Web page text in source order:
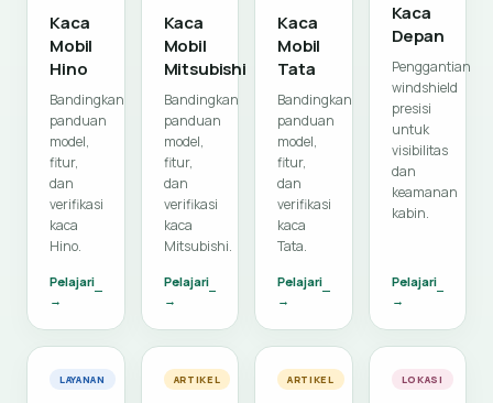
Kaca
Mobil
Hino
Bandingkan
panduan
model,
fitur,
dan
verifikasi
kaca
Hino.
Pelajari
→
Kaca
Mobil
Mitsubishi
Bandingkan
panduan
model,
fitur,
dan
verifikasi
kaca
Mitsubishi.
Pelajari
→
Kaca
Mobil
Tata
Bandingkan
panduan
model,
fitur,
dan
verifikasi
kaca
Tata.
Pelajari
→
Kaca
Depan
Penggantian
windshield
presisi
untuk
visibilitas
dan
keamanan
kabin.
Pelajari
→
LAYANAN ARTIKEL ARTIKEL LOKASI